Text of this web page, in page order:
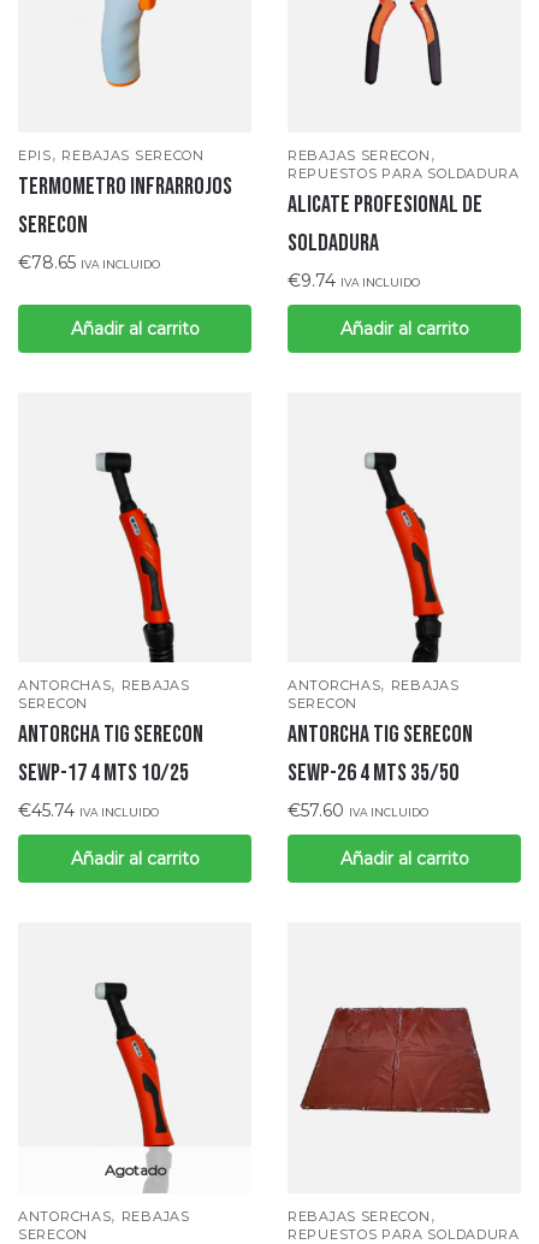
EPIS, REBAJAS SERECON
TERMOMETRO INFRARROJOS
SERECON
€78.65 IVA INCLUIDO
Añadir al carrito
REBAJAS SERECON ,
REPUESTOS PARA SOLDADURA
Alicate profesional de
soldadura
€9.74 IVA INCLUIDO
Añadir al carrito
ANTORCHAS, REBAJAS
SERECON
ANTORCHA TIG SERECON
SEWP-17 4 MTS 10/25
€45.74 IVA INCLUIDO
Añadir al carrito
ANTORCHAS, REBAJAS
SERECON
ANTORCHA TIG SERECON
SEWP-26 4 MTS 35/50
€57.60 IVA INCLUIDO
Añadir al carrito
Agotado
ANTORCHAS, REBAJAS
SERECON
REBAJAS SERECON ,
REPUESTOS PARA SOLDADURA